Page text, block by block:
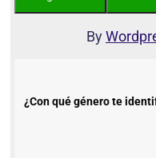
By
¿Con qué género te